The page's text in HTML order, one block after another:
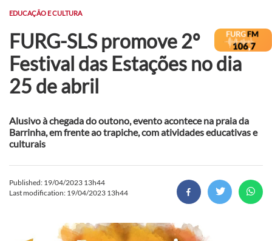
EDUCAÇÃO E CULTURA
FURG-SLS promove 2º
Festival das Estações no dia
25 de abril
Alusivo à chegada do outono, evento acontece na praia da
Barrinha, em frente ao trapiche, com atividades educativas e
culturais
Published: 19/04/2023 13h44
Last modification: 19/04/2023 13h44